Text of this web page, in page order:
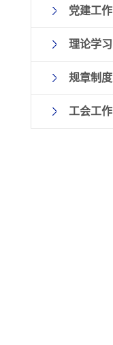
党建工作
理论学习
规章制度
工会工作